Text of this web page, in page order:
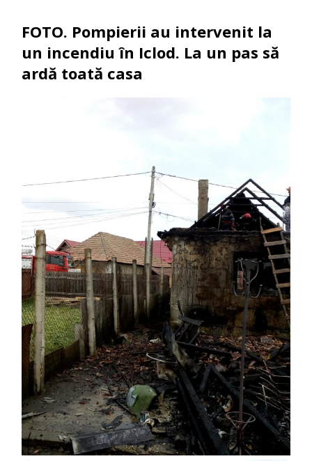
FOTO. Pompierii au intervenit la
un incendiu în Iclod. La un pas să
ardă toată casa